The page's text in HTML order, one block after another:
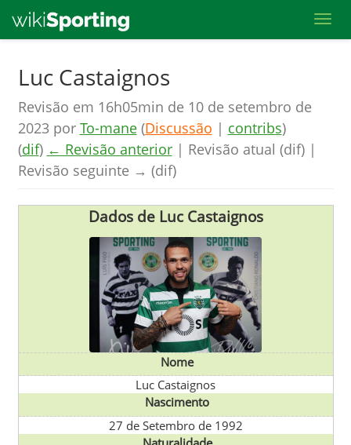
main
content
Luc Castaignos
Revisão em 16h05min de 10 de setembro de
2023 por To-mane (Discussão | contribs)
(dif) ← Revisão anterior| Revisão atual (dif) |
Revisão seguinte → (dif)
Dados de Luc Castaignos
Nome
Luc Castaignos
Nascimento
27 de Setembro de 1992